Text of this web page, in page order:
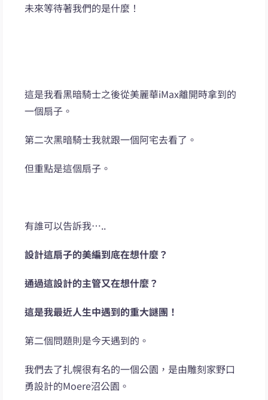
未來等待著我們的是什麼！
這是我看黑暗騎士之後從美麗華iMax離開時拿到的
一個扇子。
第二次黑暗騎士我就跟一個阿宅去看了。
但重點是這個扇子。
有誰可以告訴我…..
設計這扇子的美編到底在想什麼？
通過這設計的主管又在想什麼？
這是我最近人生中遇到的重大謎團！
第二個問題則是今天遇到的。
我們去了扎幌很有名的一個公園，是由雕刻家野口
勇設計的Moere沼公園。